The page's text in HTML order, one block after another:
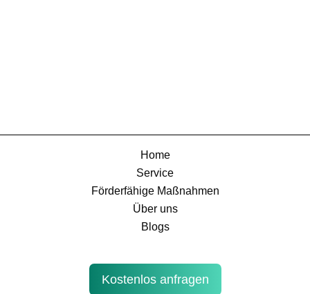
Home
Service
Förderfähige Maßnahmen
Über uns
Blogs
Kostenlos anfragen